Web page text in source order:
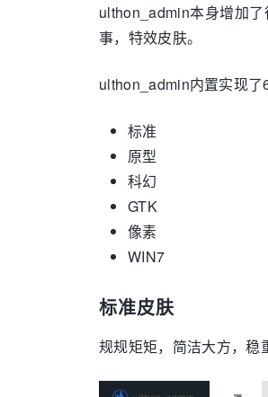
ulthon_admin本身增加
事，特效皮肤。
ulthon_admin内置实现了
标准
原型
科幻
GTK
像素
WIN7
标准皮肤
规规矩矩，简洁大方，稳